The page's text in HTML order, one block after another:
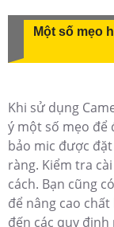
Một số mẹo
Khi sử dụng
ý một số mẹo để
bảo mic được
ràng. Kiểm tra
cách. Bạn cũng
để nâng cao
đến các quy